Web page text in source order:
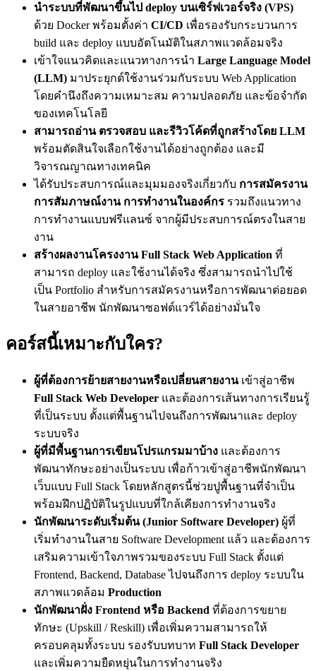
นำระบบที่พัฒนาขึ้นไป deploy บนเซิร์ฟเวอร์จริง (VPS)
ด้วย Docker พร้อมตั้งค่า CI/CD เพื่อรองรับกระบวนการ
build และ deploy แบบอัตโนมัติในสภาพแวดล้อมจริง
เข้าใจแนวคิดและแนวทางการนำ Large Language Model
(LLM) มาประยุกต์ใช้งานร่วมกับระบบ Web Application
โดยคำนึงถึงความเหมาะสม ความปลอดภัย และข้อจำกัด
ของเทคโนโลยี
สามารถอ่าน ตรวจสอบ และรีวิวโค้ดที่ถูกสร้างโดย LLM
พร้อมตัดสินใจเลือกใช้งานได้อย่างถูกต้อง และมี
วิจารณญาณทางเทคนิค
ได้รับประสบการณ์และมุมมองจริงเกี่ยวกับ การสมัครงาน
การสัมภาษณ์งาน การทำงานในองค์กร รวมถึงแนวทาง
การทำงานแบบฟรีแลนซ์ จากผู้มีประสบการณ์ตรงในสาย
งาน
สร้างผลงานโครงงาน Full Stack Web Application ที่
สามารถ deploy และใช้งานได้จริง ซึ่งสามารถนำไปใช้
เป็น Portfolio สำหรับการสมัครงานหรือการพัฒนาต่อยอด
ในสายอาชีพ นักพัฒนาซอฟต์แวร์ได้อย่างมั่นใจ
คอร์สนี้เหมาะกับใคร?
ผู้ที่ต้องการย้ายสายงานหรือเปลี่ยนสายงานเข้าสู่อาชีพ
Full Stack Web Developer และต้องการเส้นทางการเรียนรู้
ที่เป็นระบบ ตั้งแต่พื้นฐานไปจนถึงการพัฒนาและ deploy
ระบบจริง
ผู้ที่มีพื้นฐานการเขียนโปรแกรมมาบ้าง และต้องการ
พัฒนาทักษะอย่างเป็นระบบ เพื่อก้าวเข้าสู่อาชีพนักพัฒนา
เว็บแบบ Full Stack โดยหลักสูตรนี้ช่วยปูพื้นฐานที่จำเป็น
พร้อมฝึกปฏิบัติในรูปแบบที่ใกล้เคียงการทำงานจริง
นักพัฒนาระดับเริ่มต้น (Junior Software Developer) ผู้ที่
เริ่มทำงานในสาย Software Development แล้ว และต้องการ
เสริมความเข้าใจภาพรวมของระบบ Full Stack ตั้งแต่
Frontend, Backend, Database ไปจนถึงการ deploy ระบบใน
สภาพแวดล้อม Production
นักพัฒนาฝั่ง Frontend หรือ Backend ที่ต้องการขยาย
ทักษะ (Upskill / Reskill) เพื่อเพิ่มความสามารถให้
ครอบคลุมทั้งระบบ รองรับบทบาท Full Stack Developer
และเพิ่มความยืดหยุ่นในการทำงานจริง